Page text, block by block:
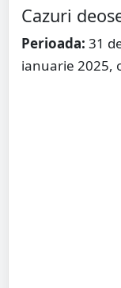
Cazuri
Perioada: 31
ianuarie 2025,